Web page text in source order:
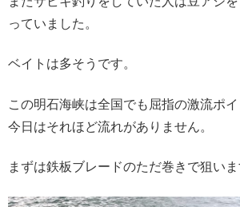
っていました。
ベイトは多そうです。
この明石海峡は全国でも屈指の激流ポ
今日はそれほど流れがありません。
まずは鉄板ブレードのただ巻きで狙いま